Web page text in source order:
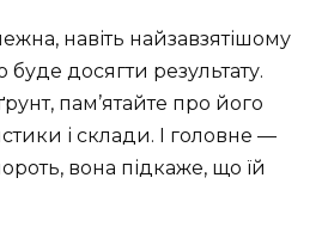
навіть найзавзятішому
досягти результату.
пам’ятайте про його
і склади. І головне —
вона підкаже, що їй